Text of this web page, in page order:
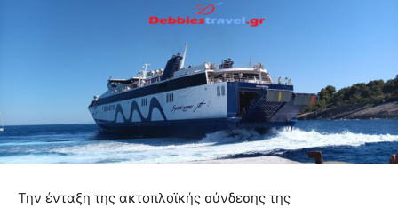
Την ένταξη της ακτοπλοϊκής σύνδεσης της